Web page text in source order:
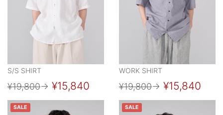
S/S SHIRT
¥19,800→ ¥15,840
WORK SHIRT
¥19,800→ ¥15,840
SALE SALE